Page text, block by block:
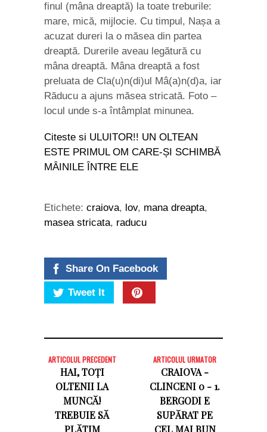
finul (mâna dreaptă) la toate treburile:
mare, mică, mijlocie. Cu timpul, Nașa a
acuzat dureri la o măsea din partea
dreaptă. Durerile aveau legătură cu
mâna dreaptă. Mâna dreaptă a fost
preluata de Cla(u)n(di)ul Mâ(a)n(d)a, iar
Răducu a ajuns măsea stricată. Foto –
locul unde s-a întâmplat minunea.
Citeste si ULUITOR!! UN OLTEAN
ESTE PRIMUL OM CARE-ȘI SCHIMBĂ
MÂINILE ÎNTRE ELE
Etichete: craiova, lov, mana dreapta,
masea stricata, raducu
Share On Facebook
Tweet It
ARTICOLUL PRECEDENT
HAI, TOȚI
OLTENII LA
MUNCĂ!
TREBUIE SĂ
ARTICOLUL URMATOR
CRAIOVA -
CLINCENI 0 - 1.
BERGODI E
SUPĂRAT PE